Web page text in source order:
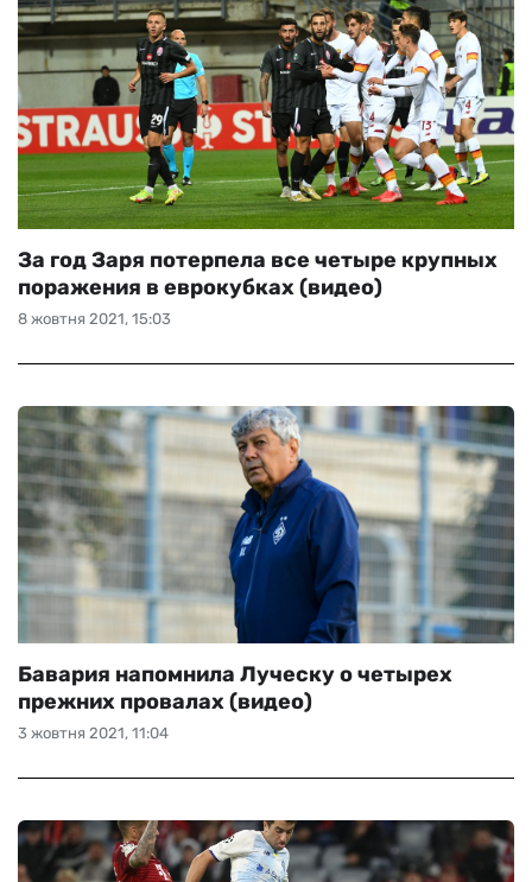
8 жовтня 2021, 15:03
За год Заря потерпела все четыре крупных
поражения в еврокубках (видео)
3 жовтня 2021, 11:04
Бавария напомнила Луческу о четырех
прежних провалах (видео)